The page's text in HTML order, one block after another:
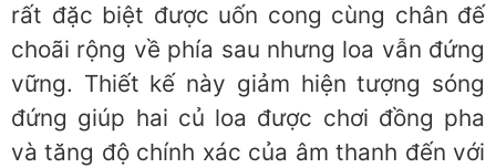
rất đặc biệt được uốn cong cùng chân đế
choãi rộng về phía sau nhưng loa vẫn đứng
vững. Thiết kế này giảm hiện tượng sóng
đứng giúp hai củ loa được chơi đồng pha
và tăng độ chính xác của âm thanh đến với